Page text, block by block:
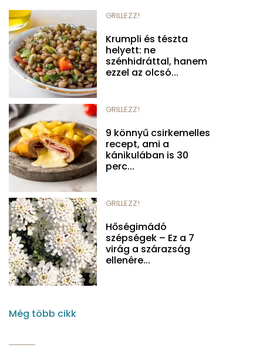
GRILLEZZ!
Krumpli és tészta
helyett: ne
szénhidráttal, hanem
ezzel az olcsó...
GRILLEZZ!
9 könnyű csirkemelles
recept, ami a
kánikulában is 30
perc...
GRILLEZZ!
Hőségimádó
szépségek – Ez a 7
virág a szárazság
ellenére...
Még több cikk